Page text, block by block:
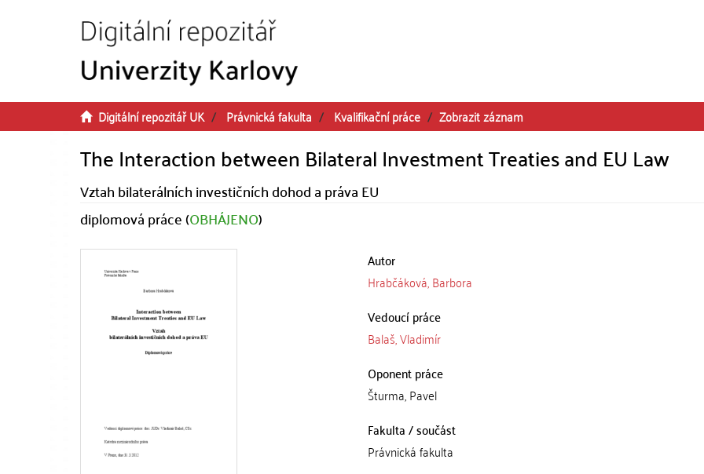
Digitální repozitář UK Právnická fakulta Kvalifikační práce Zobrazit záznam
The Interaction between Bilateral Investment Treaties and EU Law
Vztah bilaterálních investičních dohod a práva EU
diplomová práce (OBHÁJENO)
Autor
Hrabčáková, Barbora
Vedoucí práce
Balaš, Vladimír
Oponent práce
Šturma, Pavel
Fakulta / součást
Právnická fakulta